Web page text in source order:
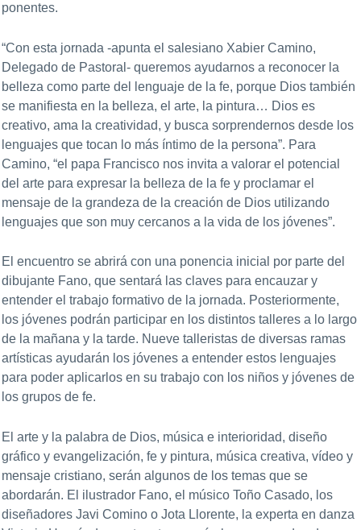
ponentes.
“Con esta jornada -apunta el salesiano Xabier Camino,
Delegado de Pastoral- queremos ayudarnos a reconocer la
belleza como parte del lenguaje de la fe, porque Dios también
se manifiesta en la belleza, el arte, la pintura… Dios es
creativo, ama la creatividad, y busca sorprendernos desde los
lenguajes que tocan lo más íntimo de la persona”. Para
Camino, “el papa Francisco nos invita a valorar el potencial
del arte para expresar la belleza de la fe y proclamar el
mensaje de la grandeza de la creación de Dios utilizando
lenguajes que son muy cercanos a la vida de los jóvenes”.
El encuentro se abrirá con una ponencia inicial por parte del
dibujante Fano, que sentará las claves para encauzar y
entender el trabajo formativo de la jornada. Posteriormente,
los jóvenes podrán participar en los distintos talleres a lo largo
de la mañana y la tarde. Nueve talleristas de diversas ramas
artísticas ayudarán los jóvenes a entender estos lenguajes
para poder aplicarlos en su trabajo con los niños y jóvenes de
los grupos de fe.
El arte y la palabra de Dios, música e interioridad, diseño
gráfico y evangelización, fe y pintura, música creativa, vídeo y
mensaje cristiano, serán algunos de los temas que se
abordarán. El ilustrador Fano, el músico Toño Casado, los
diseñadores Javi Comino o Jota Llorente, la experta en danza